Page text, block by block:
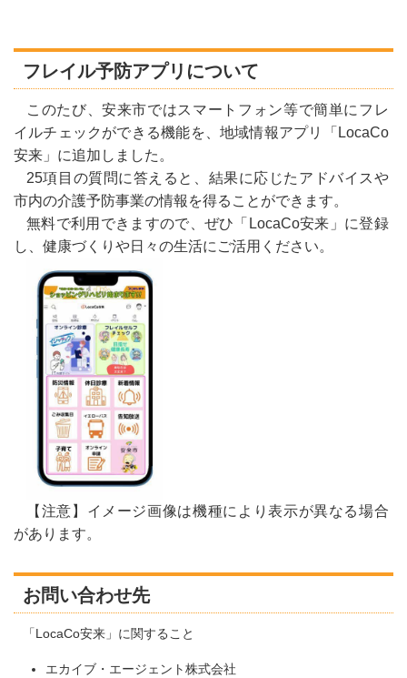
フレイル予防アプリについて
このたび、安来市ではスマートフォン等で簡単にフレ
イルチェックができる機能を、地域情報アプリ「LocaCo
安来」に追加しました。
25項目の質問に答えると、結果に応じたアドバイスや
市内の介護予防事業の情報を得ることができます。
無料で利用でき ますので、ぜひ「LocaCo安来」に登録
し、健康づくりや日々の生活にご活用ください。
【注意】イメージ画像は機種により表示が異なる場合
があります。
お問い合わせ先
「LocaCo安来」に関すること
エカイブ・エージェント株式会社